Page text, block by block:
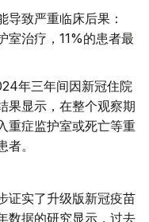
致严重临床后果：
室治疗，11%的患者最
年三年间因新冠住院
果显示，在整个观察期
重症监护室或死亡等重
。
证实了升级版新冠疫苗
数据的研究显示，过去